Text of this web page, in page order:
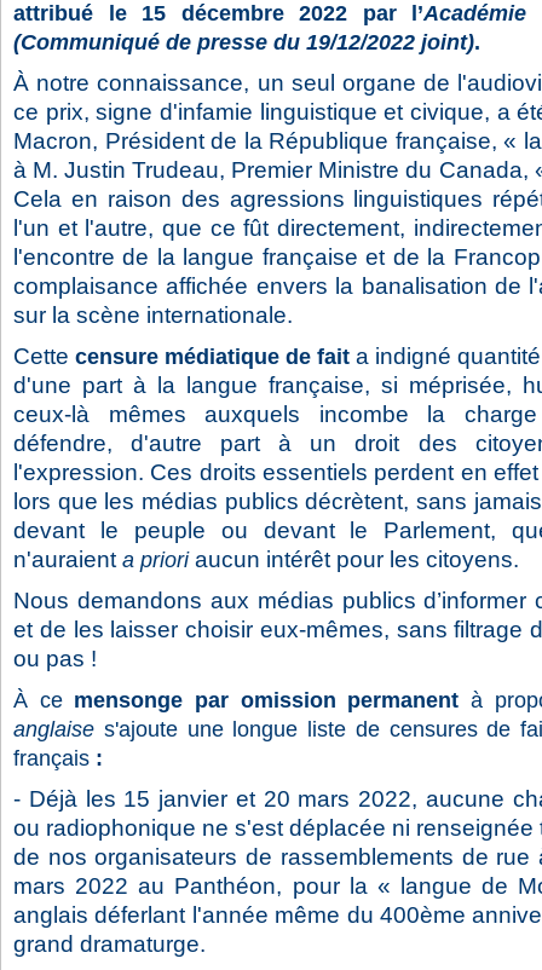
attribué le 15 décembre 2022 par l’
(Communiqué de presse du 19/12/2022 joint).
À notre connaissance, un seul organe de
ce prix, signe d'infamie linguistique et civique, a
Macron, Président de la République française, «
à M. Justin Trudeau, Premier Ministre du Canada,
Cela en raison des agressions linguistiques
l'un et l'autre, que ce fût directement,
l'encontre de la langue française et de la
complaisance affichée envers la banalisation de
sur la scène internationale.
Cette censure médiatique de fait a indigné
d'une part à la langue française, si méprisée,
ceux-là mêmes auxquels incombe la
défendre, d'autre part à un droit des
l'expression. Ces droits essentiels perdent en
lors que les médias publics décrètent, sans
devant le peuple ou devant le Parlement,
n'auraient a priori aucun intérêt pour les citoyens.
Nous demandons aux médias publics d’informer
et de les laisser choisir eux-mêmes, sans filtrage
ou pas !
À ce mensonge par omission permanent à
anglaise s'ajoute une longue liste de censures de
français :
- Déjà les 15 janvier et 20 mars 2022, aucune
ou radiophonique ne s'est déplacée ni
de nos organisateurs de rassemblements de rue
mars 2022 au Panthéon, pour la « langue de
anglais déferlant l'année même du 400ème
grand dramaturge.